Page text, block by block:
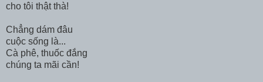
cho tôi thật thà!
Chẳng dám đâu
cuộc sống là...
Cà phê, thuốc đắng
chúng ta mãi cần!